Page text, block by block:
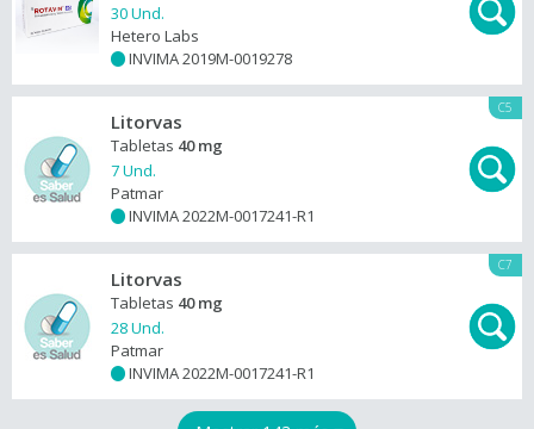
30 Und.
Hetero Labs
INVIMA 2019M-0019278
C5
Litorvas
Tabletas 40 mg
7 Und.
Patmar
INVIMA 2022M-0017241-R1
C7
Litorvas
Tabletas 40 mg
28 Und.
Patmar
INVIMA 2022M-0017241-R1